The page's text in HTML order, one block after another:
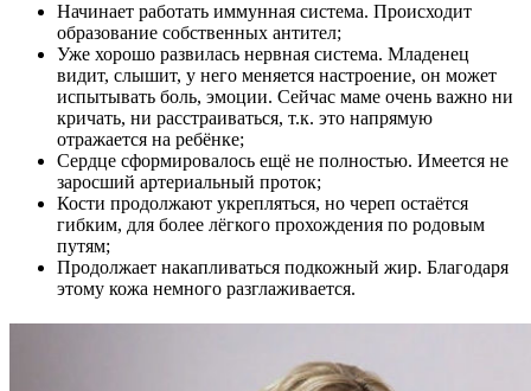
Начинает работать иммунная система. Происходит
образование собственных антител;
Уже хорошо развилась нервная система. Младенец
видит, слышит, у него меняется настроение, он может
испытывать боль, эмоции. Сейчас маме очень важно ни
кричать, ни расстраиваться, т.к. это напрямую
отражается на ребёнке;
Сердце сформировалось ещё не полностью. Имеется не
заросший артериальный проток;
Кости продолжают укрепляться, но череп остаётся
гибким, для более лёгкого прохождения по родовым
путям;
Продолжает накапливаться подкожный жир. Благодаря
этому кожа немного разглаживается.